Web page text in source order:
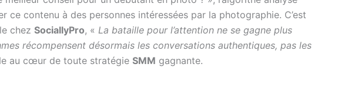
ce contenu à des personnes intéressées par la photographie. C’est
chez SociallyPro, « La bataille pour l’attention ne se gagne plus
récompensent désormais les conversations authentiques, pas les
au cœur de toute stratégie SMM gagnante.